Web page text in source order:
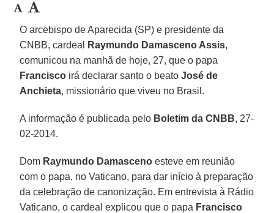
O arcebispo de Aparecida (SP) e presidente da
CNBB, cardeal
Raymundo Damasceno Assis,
comunicou na manhã de hoje, 27, que o papa
Francisco irá declarar santo o beato José de
Anchieta, missionário que viveu no Brasil.
A informação é publicada pelo Boletim da CNBB, 27-
02-2014.
Dom Raymundo Damasceno esteve em reunião
com o papa, no Vaticano, para dar início à preparação
da celebração de canonização. Em entrevista à Rádio
Vaticano, o cardeal explicou que o papa Francisco